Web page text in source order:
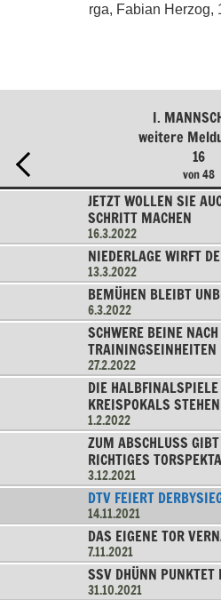
rga, Fabian Herzog,
I.
weitere
16
von 48
JETZT WOLLEN SIE
SCHRITT MACHEN
16.3.2022
NIEDERLAGE WIRFT
13.3.2022
BEMÜHEN BLEIBT
6.3.2022
SCHWERE BEINE
TRAININGSEINHEITEN
27.2.2022
DIE HALBFINALSPIELE
REISPOKALS
1.2.2022
ZUM ABSCHLUSS
RICHTIGES
3.12.2021
DTV FEIERT
14.11.2021
DAS EIGENE TOR
7.11.2021
SSV DHÜNN PUNKTET
31.10.2021